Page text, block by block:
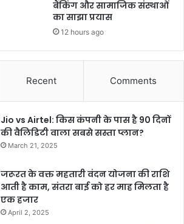
बैंकिंग और सामाजिक संस्थाओं
का साझा प्रयास
12 hours ago
Recent Comments
Jio vs Airtel: किस कंपनी के पास है 90 दिनों
की वैलिडिटी वाला सबसे सस्ता प्लान?
March 21, 2025
जरूरत के वक्त महतारी वंदन योजना की राशि
आती है काम, संतरा बाई को हर माह मिलता है
एक हजार
April 2, 2025